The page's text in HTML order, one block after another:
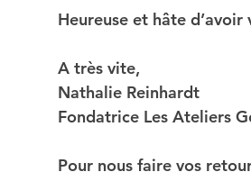
Heureuse et hâte
A très vite,
Nathalie Reinhardt
Fondatrice Les Ateliers
Pour nous faire vos